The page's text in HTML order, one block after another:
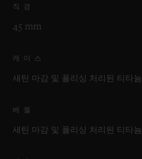
직경
45 mm
케이스
새틴 마감 및 폴리싱 처리된 티타늄
베젤
새틴 마감 및 폴리싱 처리된 티타늄